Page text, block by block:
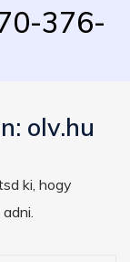
376-
olv.hu
ki, hogy